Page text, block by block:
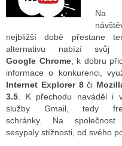
VYSÍLAČE
TELEVIZE
TELEVIZÍ
VYSÍLAČE
Na
nejbližší době přestane
alternativu nabízí svůj
Google Chrome, k dobru
informace o konkurenci,
Internet Explorer 8či
3.5 . K přechodu naváděl i
služby Gmail, tedy
schránky. Na
sesypaly stížnosti, od svého